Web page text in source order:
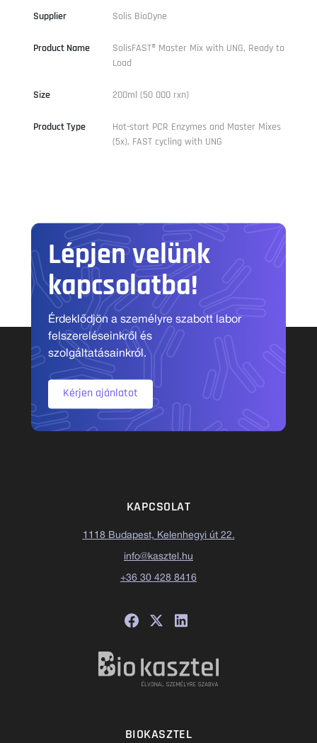
Supplier Solis BioDyne
Product Name
SolisFAST® Master Mix with UNG, Ready to
Load
Size 200ml (50 000 rxn)
Product Type
Hot-start PCR Enzymes and Master Mixes
(5x), FAST cycling with UNG
Lépjen velünk
kapcsolatba!
Érdeklődjön a személyre szabott labor
felszereléseinkről és
szolgáltatásainkról.
Kérjen ajánlatot
KAPCSOLAT
1118 Budapest, Kelenhegyi út 22.
info@kasztel.hu
+36 30 428 8416
BIOKASZTEL